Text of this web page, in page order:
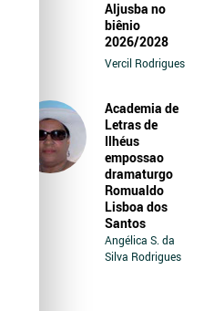
Aljusba no
biênio
2026/2028
Vercil Rodrigues
Academia de
Letras de
Ilhéus
empossao
dramaturgo
Romualdo
Lisboa dos
Santos
Angélica S. da
Silva Rodrigues